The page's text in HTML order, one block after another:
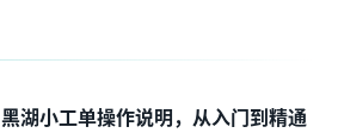
黑湖小工单操作说明，从入门到精通